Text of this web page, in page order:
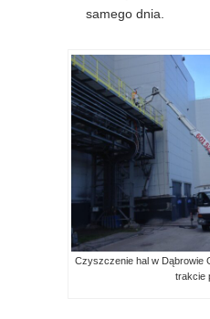
samego dnia.
Czyszczenie hal w Dąbrowie
trakcie